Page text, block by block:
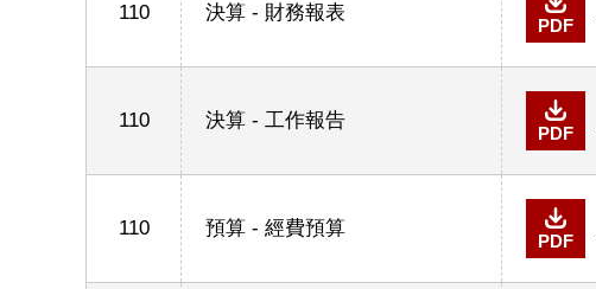
110 決算 - 財務報表
PDF
110 決算 - 工作報告
PDF
110 預算 - 經費預算
PDF